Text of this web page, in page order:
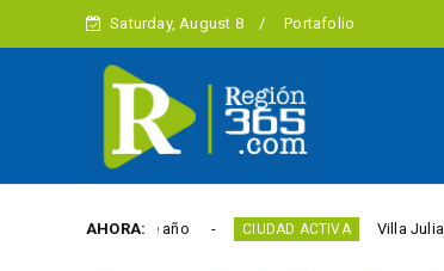
Saturday, August 8 Portafolio
AHORA:CIUDAD ACTIVA Villa Julia estrena